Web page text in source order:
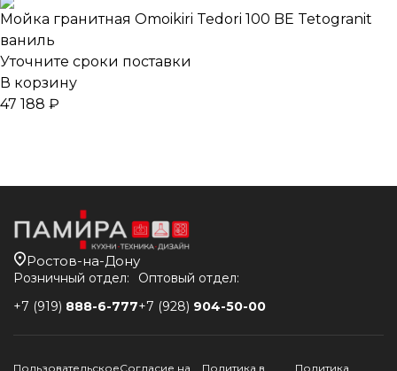
Мойка гранитная Omoikiri Tedori 100 BE Tetogranit
ваниль
Уточните сроки поставки
В корзину
47 188 ₽
Ростов-на-Дону
Розничный отдел:
+7 (919) 888-6-777
Оптовый отдел:
+7 (928) 904-50-00
ПользовательскоеСогласие на Политика в Политика